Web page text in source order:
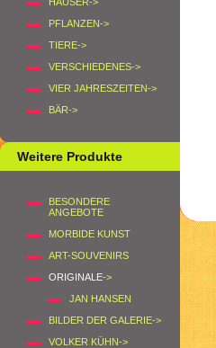
PFLANZEN->
TIERE->
VERSCHIEDENES->
VIER JAHRESZEITEN->
BÄR->
Weitere Produkte
BESONDERE
ANGEBOTE
MORBIDE KUNST
ART-SOUVENIRS
ORIGINALE->
JAN HANSEN
BILDER DER GALERIE->
VOLKER KÜHN->